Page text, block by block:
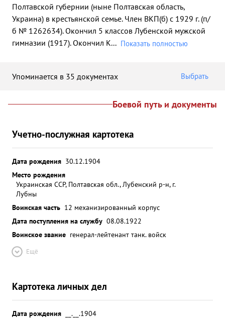
Полтавской губернии (ныне Полтавская область,
Украина) в крестьянской семье. Член ВКП(б) с 1929 г. (п/
б № 1262634). Окончил 5 классов Лубенской мужской
гимназии (1917). Окончил К... Показать полностью
Упоминается в 35 документах Выбрать
Боевой путь и документы
Учетно-послужная картотека
Дата рождения 30.12.1904
Место рождения
Украинская ССР, Полтавская обл., Лубенский р-н, г.
Лубны
Воинская часть 12 механизированный корпус
Дата поступления на службу 08.08.1922
Воинское звание генерал-лейтенант танк. войск
Ещё
Картотека личных дел
Дата рождения
__.__.1904